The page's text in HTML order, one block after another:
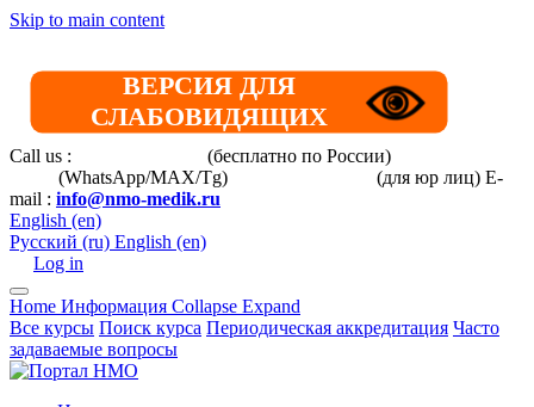
Skip to main content
ВЕРСИЯ ДЛЯ
СЛАБОВИДЯЩИХ
Call us : (бесплатно по России)
(WhatsApp/MAX/Tg) (для юр лиц) E-
mail : info@nmo-medik.ru
English ‎(en)‎
Русский ‎(ru)‎ English ‎(en)‎
Log in
Home Информация Collapse Expand
Все курсы Поиск курса Периодическая аккредитация Часто
задаваемые вопросы